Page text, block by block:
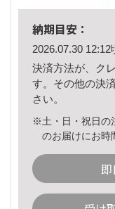
納期目安：
2026.07.30 12:12
決済方法が、ク
す。その他の決
さい。
※土・日・祝日の
のお届けにお時